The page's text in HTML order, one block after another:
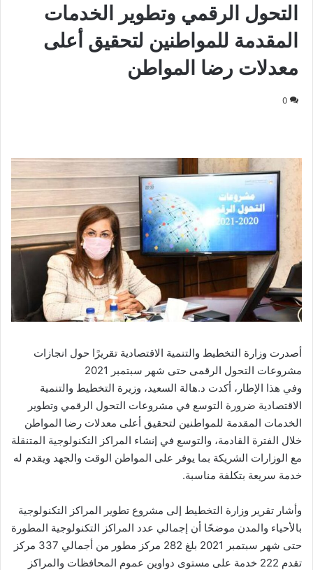
التحول الرقمي وتطوير الخدمات
المقدمة للمواطنين لتحقيق أعلى
معدلات رضا المواطن
0
أصدرت وزارة التخطيط والتنمية الاقتصادية تقريرًا حول انجازات
مشروعات التحول الرقمى حتى شهر سبتمبر 2021
وفي هذا الإطار، أكدت د.هالة السعيد، وزيرة التخطيط والتنمية
الاقتصادية ضرورة التوسع في مشروعات التحول الرقمي وتطوير
الخدمات المقدمة للمواطنين لتحقيق أعلى معدلات رضا المواطن
خلال الفترة القادمة، والتوسع في إنشاء المراكز التكنولوجية المتنقلة
مع الوزارات الشريكة بما يوفر على المواطن الوقت والجهد ويقدم له
خدمة سريعة بتكلفة مناسبة.
وأشار تقرير وزارة التخطيط إلى مشروع تطوير المراكز التكنولوجية
بالأحياء والمدن موضحًا أن إجمالي عدد المراكز التكنولوجية المطورة
حتى شهر سبتمبر 2021 بلغ 282 مركز مطور من أجمالي 337 مركز
تقدم 222 خدمة على مستوى دواوين عموم المحافظات والمراكز